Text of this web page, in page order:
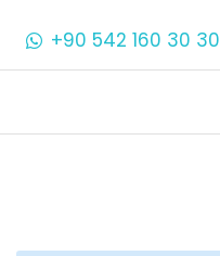
+90 542 160 30 30